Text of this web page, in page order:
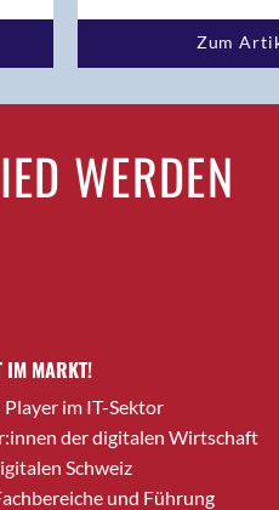
Zum
WERDEN
IM MARKT!
im IT-Sektor
der digitalen Wirtschaft
Schweiz
und Führung